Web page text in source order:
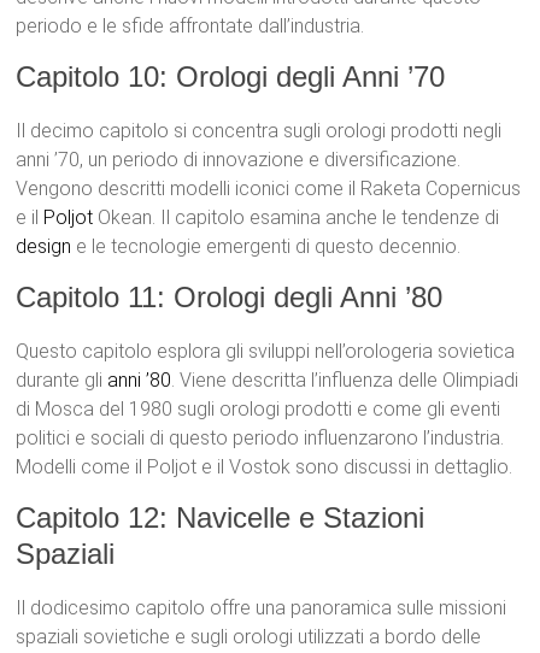
periodo e le sfide affrontate dall’industria.
Capitolo 10: Orologi degli Anni ’70
Il decimo capitolo si concentra sugli orologi prodotti negli
anni ’70, un periodo di innovazione e diversificazione.
Vengono descritti modelli iconici come il Raketa Copernicus
e il Poljot Okean. Il capitolo esamina anche le tendenze di
design e le tecnologie emergenti di questo decennio.
Capitolo 11: Orologi degli Anni ’80
Questo capitolo esplora gli sviluppi nell’orologeria sovietica
durante gli anni ’80. Viene descritta l’influenza delle Olimpiadi
di Mosca del 1980 sugli orologi prodotti e come gli eventi
politici e sociali di questo periodo influenzarono l’industria.
Modelli come il Poljot e il Vostok sono discussi in dettaglio.
Capitolo 12: Navicelle e Stazioni
Spaziali
Il dodicesimo capitolo offre una panoramica sulle missioni
spaziali sovietiche e sugli orologi utilizzati a bordo delle